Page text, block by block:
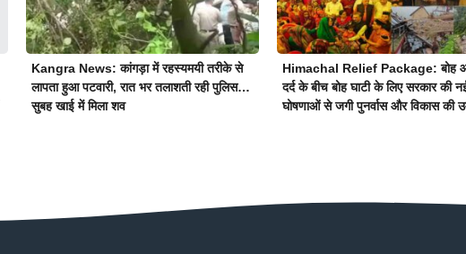
Kangra News: कांगड़ा में रहस्यमयी तरीके से
लापता हुआ पटवारी, रात भर तलाशती रही पुलिस…
सुबह खाई में मिला शव
Himachal Relief Package: बोह
दर्द के बीच बोह घाटी के लिए सरकार की
घोषणाओं से जगी पुनर्वास और विकास की